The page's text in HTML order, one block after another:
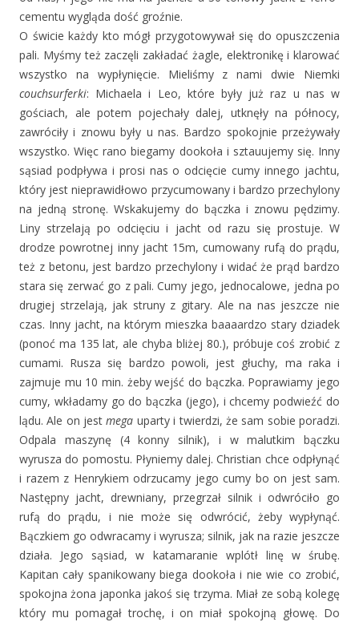
cementu wygląda dość groźnie.
O świcie każdy kto mógł przygotowywał się do opuszczenia
pali. Myśmy też zaczęli zakładać żagle, elektronikę i klarować
wszystko na wypłynięcie. Mieliśmy z nami dwie Niemki
couchsurferki: Michaela i Leo, które były już raz u nas w
gościach, ale potem pojechały dalej, utknęły na północy,
zawróciły i znowu były u nas. Bardzo spokojnie przeżywały
wszystko. Więc rano biegamy dookoła i sztauujemy się. Inny
sąsiad podpływa i prosi nas o odcięcie cumy innego jachtu,
który jest nieprawidłowo przycumowany i bardzo przechylony
na jedną stronę. Wskakujemy do bączka i znowu pędzimy.
Liny strzelają po odcięciu i jacht od razu się prostuje. W
drodze powrotnej inny jacht 15m, cumowany rufą do prądu,
też z betonu, jest bardzo przechylony i widać że prąd bardzo
stara się zerwać go z pali. Cumy jego, jednocalowe, jedna po
drugiej strzelają, jak struny z gitary. Ale na nas jeszcze nie
czas. Inny jacht, na którym mieszka baaaardzo stary dziadek
(ponoć ma 135 lat, ale chyba bliżej 80.), próbuje coś zrobić z
cumami. Rusza się bardzo powoli, jest głuchy, ma raka i
zajmuje mu 10 min. żeby wejść do bączka. Poprawiamy jego
cumy, wkładamy go do bączka (jego), i chcemy podwieźć do
lądu. Ale on jestmega uparty i twierdzi, że sam sobie poradzi.
Odpala maszynę (4 konny silnik), i w malutkim bączku
wyrusza do pomostu. Płyniemy dalej. Christian chce odpłynąć
i razem z Henrykiem odrzucamy jego cumy bo on jest sam.
Następny jacht, drewniany, przegrzał silnik i odwróciło go
rufą do prądu, i nie może się odwrócić, żeby wypłynąć.
Bączkiem go odwracamy i wyrusza; silnik, jak na razie jeszcze
działa. Jego sąsiad, w katamaranie wplótł linę w śrubę.
Kapitan cały spanikowany biega dookoła i nie wie co zrobić,
spokojna żona japonka jakoś się trzyma. Miał ze sobą kolegę
który mu pomagał trochę, i on miał spokojną głowę. Do